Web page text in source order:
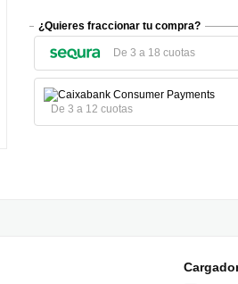
¿Quieres fraccionar tu compra?
De 3 a 18 cuotas
De 3 a 12 cuotas